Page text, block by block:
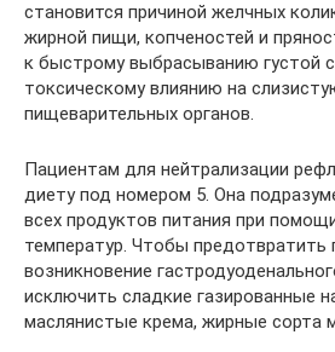
становится причиной желчных
жирной пищи, копченостей и
к быстрому выбрасыванию густой
токсическому влиянию на
пищеварительных органов.
Пациентам для нейтрализации
диету под номером 5. Она
всех продуктов питания при
температур. Чтобы предотвратить
возникновение
исключить сладкие газированные
маслянистые крема, жирные сорта